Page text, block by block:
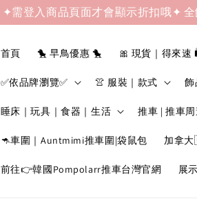
✦需登入商品頁面才會顯示折扣哦✦
首頁 🐤 早鳥優惠 🐤 🎀 現貨｜得來
✅依品牌瀏覽✅ 👚 服裝｜款式 飾
睡床｜玩具｜食器｜生活 推車 | 推車
🦘車圍｜Auntmimi推車圍|袋鼠包 加拿
前往👉韓國Pompolarr推車台灣官網 展